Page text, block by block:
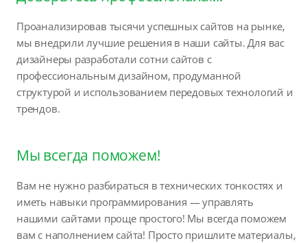
Проанализировав тысячи успешных сайтов на рынке,
мы внедрили лучшие решения в наши сайты. Для вас
дизайнеры разработали сотни сайтов с
профессиональным дизайном, продуманной
структурой и использованием передовых технологий и
трендов.
Мы всегда поможем!
Вам не нужно разбираться в технических тонкостях и
иметь навыки программирования — управлять
нашими сайтами проще простого! Мы всегда поможем
вам с наполнением сайта! Просто пришлите материалы,